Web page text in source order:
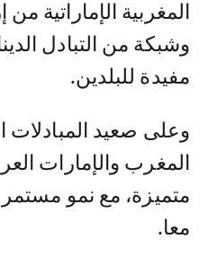
المغربية الإماراتية
وشبكة من التبادل
مفيدة للبلدين.
وعلى صعيد المبادلات
المغرب والإمارات
متميزة، مع نمو
معا.